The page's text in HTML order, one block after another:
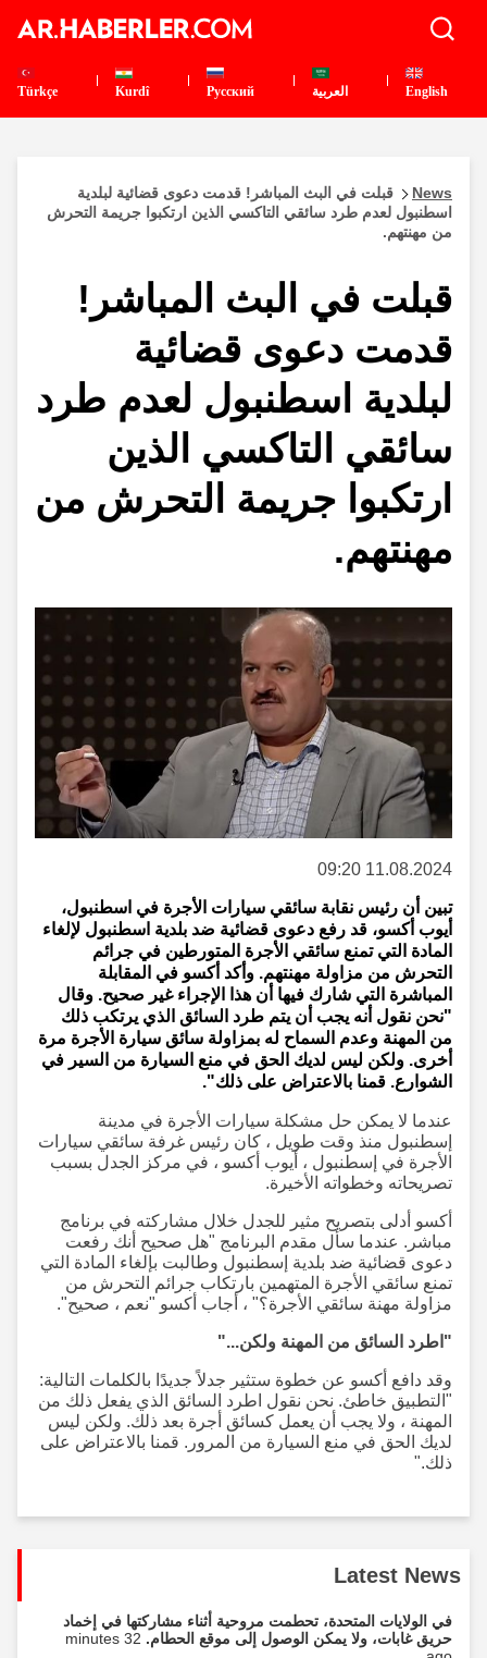
English العربية Pусский
Kurdî
Türkçe
News
قبلت في البث المباشر! قدمت دعوى قضائية لبلدية
اسطنبول لعدم طرد سائقي التاكسي الذين ارتكبوا جريمة التحرش
من مهنتهم.
قبلت في البث المباشر!
قدمت دعوى قضائية
لبلدية اسطنبول لعدم طرد
سائقي التاكسي الذين
ارتكبوا جريمة التحرش من
مهنتهم.
11.08.2024 09:20
تبين أن رئيس نقابة سائقي سيارات الأجرة في اسطنبول،
أيوب أكسو، قد رفع دعوى قضائية ضد بلدية اسطنبول لإلغاء
المادة التي تمنع سائقي الأجرة المتورطين في جرائم
التحرش من مزاولة مهنتهم. وأكد أكسو في المقابلة
المباشرة التي شارك فيها أن هذا الإجراء غير صحيح. وقال
"نحن نقول أنه يجب أن يتم طرد السائق الذي يرتكب ذلك
من المهنة وعدم السماح له بمزاولة سائق سيارة الأجرة مرة
أخرى. ولكن ليس لديك الحق في منع السيارة من السير في
الشوارع. قمنا بالاعتراض على ذلك".
عندما لا يمكن حل مشكلة سيارات الأجرة في مدينة
إسطنبول منذ وقت طويل ، كان رئيس غرفة سائقي سيارات
الأجرة في إسطنبول ، أيوب أكسو ، في مركز الجدل بسبب
تصريحاته وخطواته الأخيرة.
أكسو أدلى بتصريح مثير للجدل خلال مشاركته في برنامج
مباشر. عندما سأل مقدم البرنامج "هل صحيح أنك رفعت
دعوى قضائية ضد بلدية إسطنبول وطالبت بإلغاء المادة التي
تمنع سائقي الأجرة المتهمين بارتكاب جرائم التحرش من
مزاولة مهنة سائقي الأجرة؟" ، أجاب أكسو "نعم ، صحيح".
"اطرد السائق من المهنة ولكن..."
وقد دافع أكسو عن خطوة ستثير جدلاً جديدًا بالكلمات التالية:
"التطبيق خاطئ. نحن نقول اطرد السائق الذي يفعل ذلك من
المهنة ، ولا يجب أن يعمل كسائق أجرة بعد ذلك. ولكن ليس
لديك الحق في منع السيارة من المرور. قمنا بالاعتراض على
ذلك."
Latest News
في الولايات المتحدة، تحطمت مروحية أثناء مشاركتها في إخماد
حريق غابات، ولا يمكن الوصول إلى موقع الحطام.
32 minutes